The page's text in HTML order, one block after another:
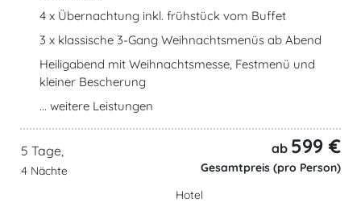
4 x Übernachtung inkl. frühstück vom Buffet
3 x klassische 3-Gang Weihnachtsmenüs ab Abend
Heiligabend mit Weihnachtsmesse, Festmenü und
kleiner Bescherung
... weitere Leistungen
5 Tage,
4 Nächte
ab 599 €
Gesamtpreis (pro Person)
Hotel